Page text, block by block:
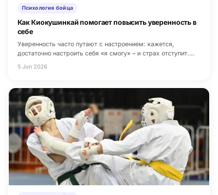
Психология бойца
Как Киокушинкай помогает повысить уверенность в
себе
Уверенность часто путают с настроением: кажется,
достаточно настроить себя «я смогу» – и страх отступит.…
5 Jun 2026